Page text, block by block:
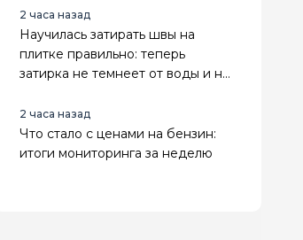
2 часа назад
Научилась затирать швы на
плитке правильно: теперь
затирка не темнеет от воды и не
2 часа назад
Что стало с ценами на бензин:
итоги мониторинга за неделю